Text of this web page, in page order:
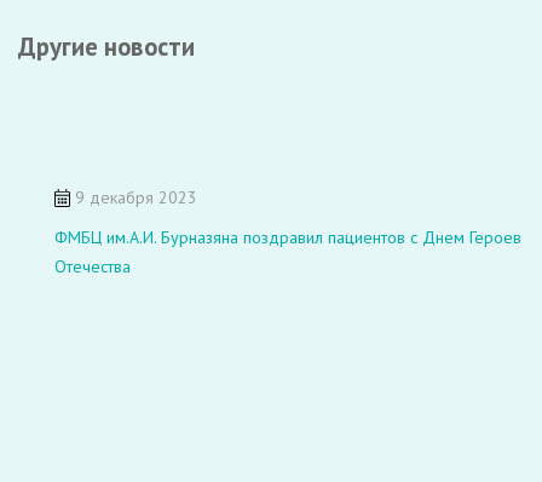
Другие новости
9 декабря 2023
ФМБЦ им.А.И. Бурназяна поздравил пациентов с Днем Героев
Отечества